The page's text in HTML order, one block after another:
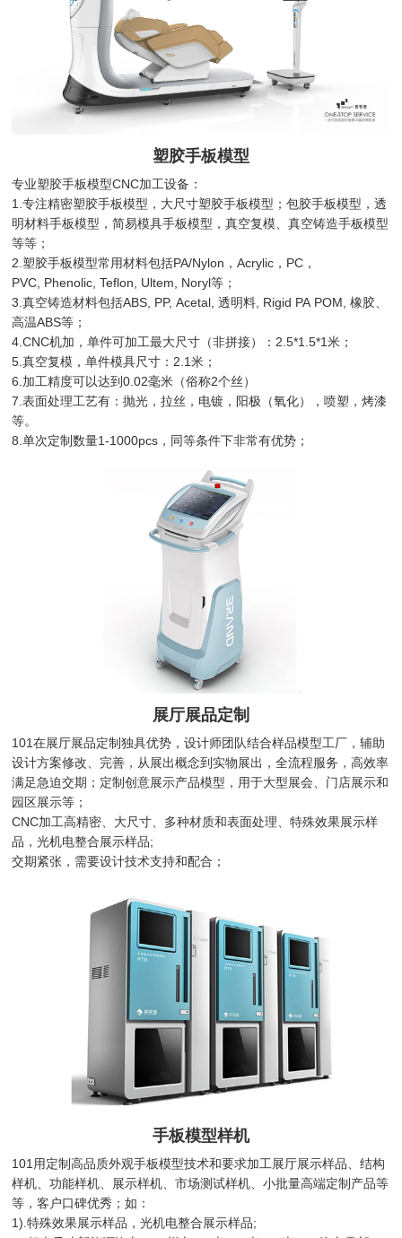
塑胶手板模型
专业塑胶手板模型CNC加工设备：
1.专注精密塑胶手板模型，大尺寸塑胶手板模型；包胶手板模型，透
明材料手板模型，简易模具手板模型，真空复模、真空铸造手板模型
等等；
2.塑胶手板模型常用材料包括PA/Nylon，Acrylic，PC，
PVC, Phenolic, Teflon, Ultem, Noryl等；
3.真空铸造材料包括ABS, PP, Acetal, 透明料, Rigid PA POM, 橡胶、
高温ABS等；
4.CNC机加，单件可加工最大尺寸（非拼接）：2.5*1.5*1米；
5.真空复模，单件模具尺寸：2.1米；
6.加工精度可以达到0.02毫米（俗称2个丝）
7.表面处理工艺有：抛光，拉丝，电镀，阳极（氧化），喷塑，烤漆
等。
8.单次定制数量1-1000pcs，同等条件下非常有优势；
展厅展品定制
101在展厅展品定制独具优势，设计师团队结合样品模型工厂，辅助
设计方案修改、完善，从展出概念到实物展出，全流程服务，高效率
满足急迫交期；定制创意展示产品模型，用于大型展会、门店展示和
园区展示等；
CNC加工高精密、大尺寸、多种材质和表面处理、特殊效果展示样
品，光机电整合展示样品;
交期紧张，需要设计技术支持和配合；
手板模型样机
101用定制高品质外观手板模型技术和要求加工展厅展示样品、结构
样机、功能样机、展示样机、市场测试样机、小批量高端定制产品等
等，客户口碑优秀；如：
1).特殊效果展示样品，光机电整合展示样品;